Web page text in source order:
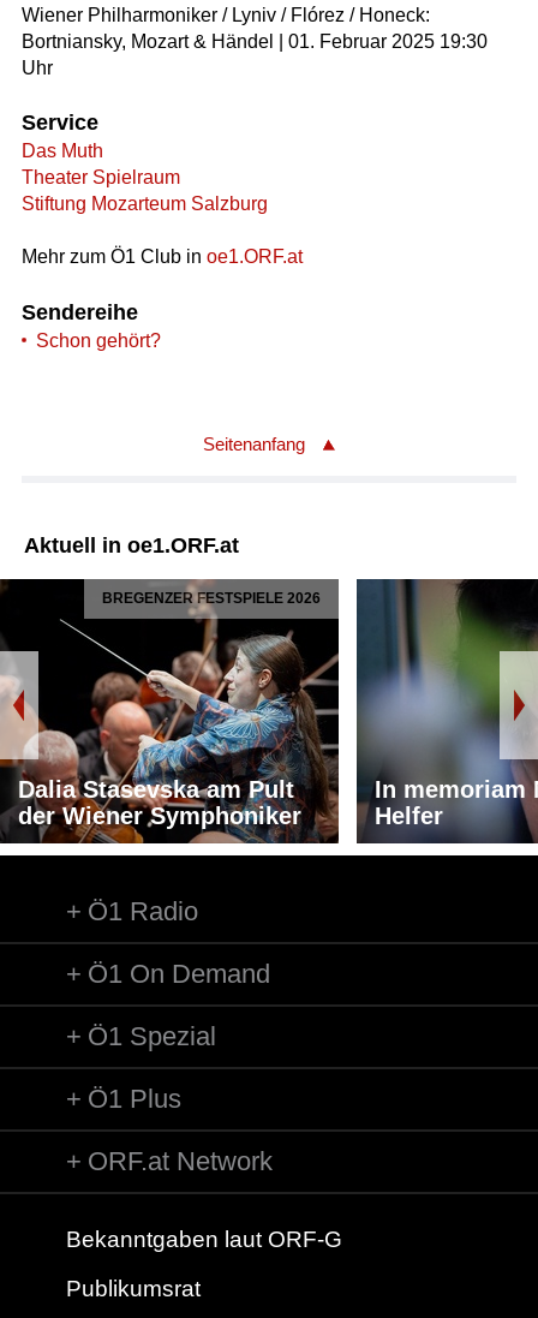
Wiener Philharmoniker / Lyniv / Flórez / Honeck:
Bortniansky, Mozart & Händel | 01. Februar 2025 19:30
Uhr
Service
Das Muth
Theater Spielraum
Stiftung Mozarteum Salzburg
Mehr zum Ö1 Club in oe1.ORF.at
Sendereihe
Schon gehört?
Seitenanfang
Aktuell in oe1.ORF.at
BREGENZER FESTSPIELE 2026
Dalia Stasevska am Pult
der Wiener Symphoniker
In memoriam
Helfer
Ö1 Radio
Ö1 On Demand
Ö1 Spezial
Ö1 Plus
ORF.at Network
Bekanntgaben laut ORF-G
Publikumsrat